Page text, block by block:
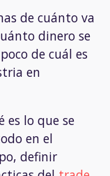
de cuánto va
dinero se
de cuál es
en
es lo que se
en el
definir